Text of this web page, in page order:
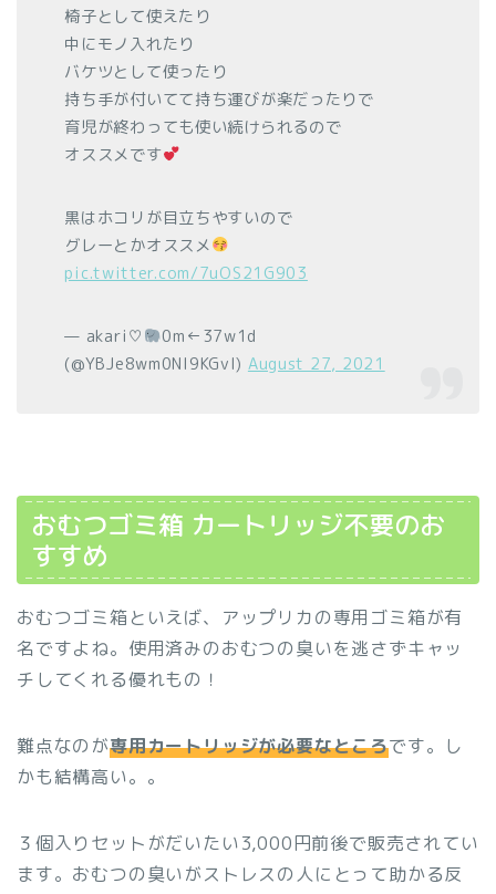
椅子として使えたり
中にモノ入れたり
バケツとして使ったり
持ち手が付いてて持ち運びが楽だったりで
育児が終わっても使い続けられるので
オススメです
黒はホコリが目立ちやすいので
グレーとかオススメ
pic.twitter.com/7uOS21G903
— akari♡
0m←37w1d
(@YBJe8wm0NI9KGvI) August 27, 2021
おむつゴミ箱 カートリッジ不要のお
すすめ
おむつゴミ箱といえば、アップリカの専用ゴミ箱が有
名ですよね。使用済みのおむつの臭いを逃さずキャッ
チしてくれる優れもの！
難点なのが専用カートリッジが必要なところです。し
かも結構高い。。
３個入りセットがだいたい3,000円前後で販売されてい
ます。おむつの臭いがストレスの人にとって助かる反